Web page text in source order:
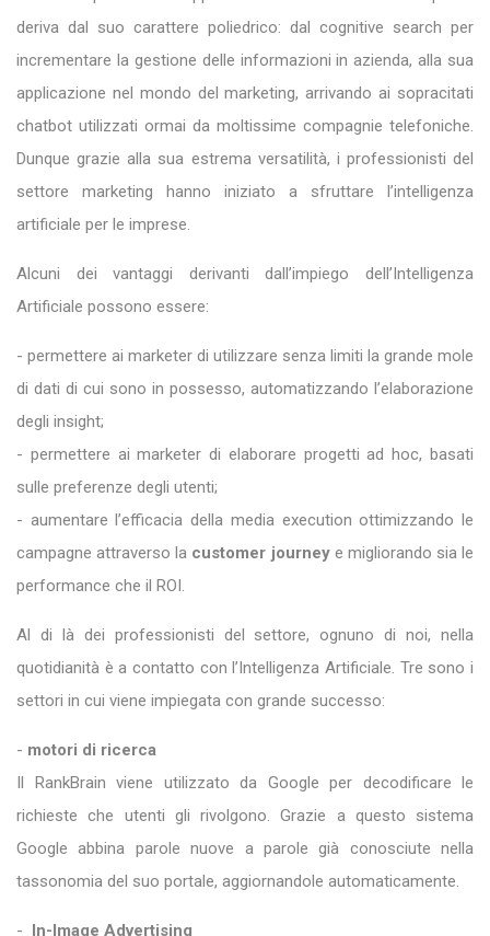
deriva dal suo carattere poliedrico: dal cognitive search per
incrementare la gestione delle informazioni in azienda, alla sua
applicazione nel mondo del marketing, arrivando ai sopracitati
chatbot utilizzati ormai da moltissime compagnie telefoniche.
Dunque grazie alla sua estrema versatilità, i professionisti del
settore marketing hanno iniziato a sfruttare l’intelligenza
artificiale per le imprese.
Alcuni dei vantaggi derivanti dall’impiego dell’Intelligenza
Artificiale possono essere:
- permettere ai marketer di utilizzare senza limiti la grande mole
di dati di cui sono in possesso, automatizzando l’elaborazione
degli insight;
- permettere ai marketer di elaborare progetti ad hoc, basati
sulle preferenze degli utenti;
- aumentare l’efficacia della media execution ottimizzando le
campagne attraverso la customer journeye migliorando sia le
performance che il ROI.
Al di là dei professionisti del settore, ognuno di noi, nella
quotidianità è a contatto con l’Intelligenza Artificiale. Tre sono i
settori in cui viene impiegata con grande successo:
- motori di ricerca
Il RankBrain viene utilizzato da Google per decodificare le
richieste che utenti gli rivolgono. Grazie a questo sistema
Google abbina parole nuove a parole già conosciute nella
tassonomia del suo portale, aggiornandole automaticamente.
- In-Image Advertising